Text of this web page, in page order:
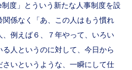
度」とういう新たな人事制度を設
係なく「あ、この人はもう慣れ
例えば６、７年やって、いろい
人というのに対して、今日から
いというような、一瞬にして仕